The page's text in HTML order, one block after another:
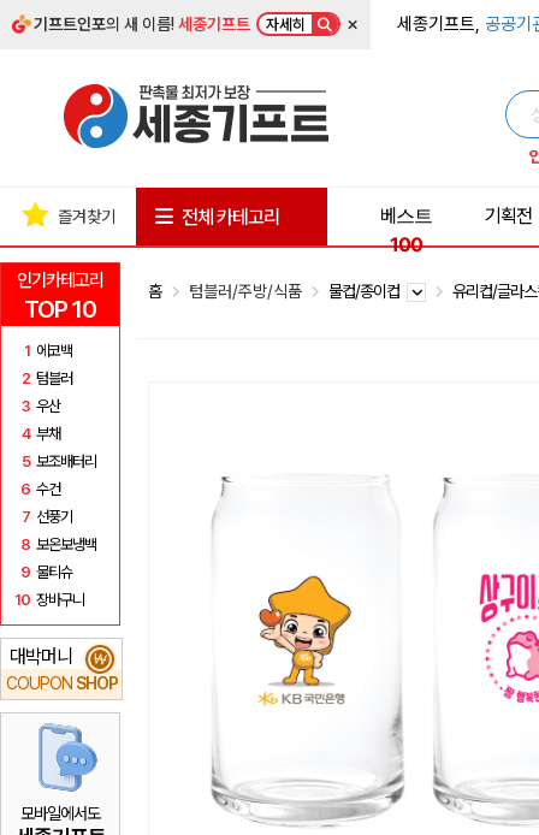
기프트인포의 새 이름!세종기프트 자세히 × 세종기프트, 공공기
인기카테고리
TOP 10
1 에코백
2 텀블러
3 우산
4 부채
5 보조배터리
6 수건
7 선풍기
8 보온보냉백
9 물티슈
10 장바구니
대박머니
COUPON SHOP
₩
모바일에서도
즐겨찾기 전체 카테고리
베스트
100
기획전
홈 텀블러/주방/식품 물컵/종이컵 유리컵/글라